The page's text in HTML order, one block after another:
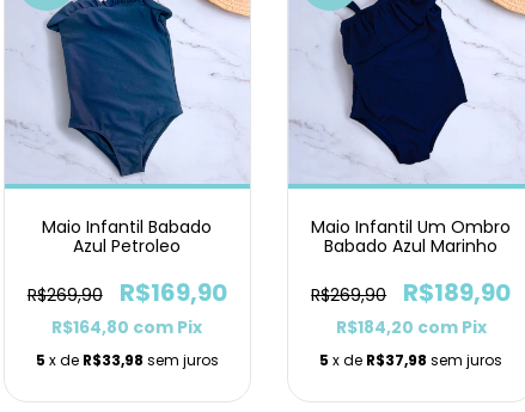
Maio Infantil Babado
Azul Petroleo
R$269,90 R$169,90
R$164,80 com Pix
5 x de R$33,98 sem juros
Maio Infantil Um Ombro
Babado Azul Marinho
R$269,90 R$189,90
R$184,20 com Pix
5 x de R$37,98 sem juros